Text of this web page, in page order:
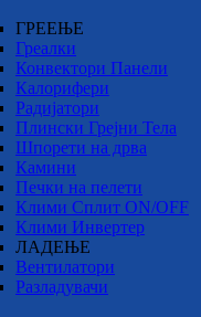
ГРЕЕЊЕ
Греалки
Конвектори Панели
Калорифери
Радијатори
Плински Грејни Тела
Шпорети на дрва
Камини
Печки на пелети
Клими Сплит ON/OFF
Клими Инвертер
ЛАДЕЊЕ
Вентилатори
Разладувачи